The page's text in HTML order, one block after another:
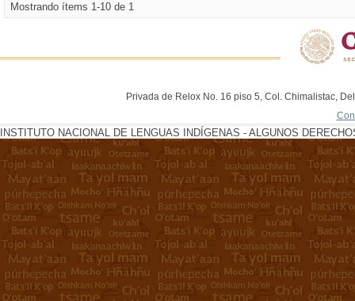
Mostrando ítems 1-10 de 1
Privada de Relox No. 16 piso 5, Col. Chimalistac,
INSTITUTO NACIONAL DE LENGUAS INDÍGENAS - ALGUNOS